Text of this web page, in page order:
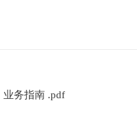
业务指南 .pdf